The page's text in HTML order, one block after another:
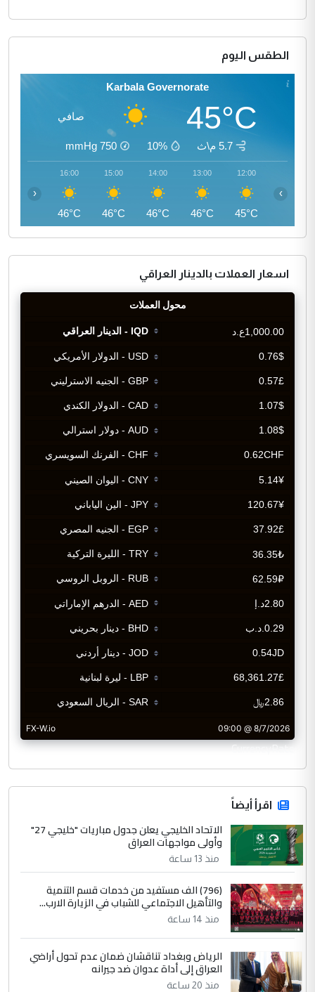
الطقس اليوم
Karbala Governorate
45°C صافي
5.7 م\ث 10%
750
mmHg
12:00
45°C
13:00
46°C
14:00
46°C
15:00
46°C
16:00
46°C
‹ ›
اسعار العملات بالدينار العراقي
CurrencyRate
اقرأ أيضاً
الاتحاد الخليجي يعلن جدول مباريات "خليجي 27"
وأولى مواجهات العراق
منذ 13 ساعة
(796) الف مستفيد من خدمات قسم التنمية
والتأهيل الاجتماعي للشباب في الزيارة الارب...
منذ 14 ساعة
الرياض وبغداد تناقشان ضمان عدم تحول أراضي
العراق إلى أداة عدوان ضد جيرانه
منذ 20 ساعة